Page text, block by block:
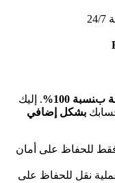
بنسبة 100%
. إليك
بشكل إضافي
للحفاظ على أمان
نقل للحفاظ على